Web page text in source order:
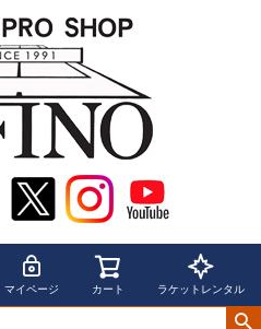
マイページ カート ラケットレンタル